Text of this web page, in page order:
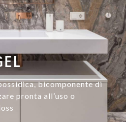
bicomponente di
pronta all’uso o